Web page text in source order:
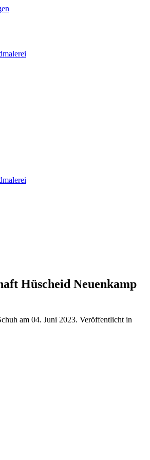
Hüscheid Neuenkamp
am 04. Juni 2023. Veröffentlicht in